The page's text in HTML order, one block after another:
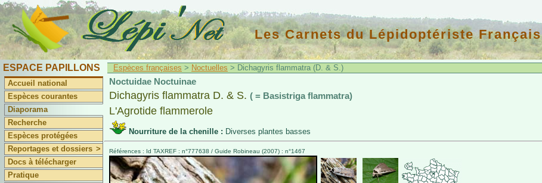
Les Carnets du Lépidoptériste Français
ESPACE PAPILLONS
Accueil national
Espèces courantes
Diaporama
Recherche
Espèces protégées
Reportages et dossiers >
Docs à télécharger
Pratique
Espèces françaises > Noctuelles > Dichagyris flammatra (D. & S.)
Noctuidae Noctuinae
Dichagyris flammatra D. & S. ( = Basistriga flammatra)
L'Agrotide flammerole
Nourriture de la chenille : Diverses plantes basses
Références : Id TAXREF : n°777638 / Guide Robineau (2007) : n°1467